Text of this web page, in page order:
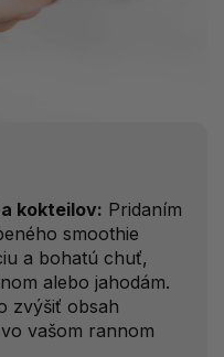
kokteilov: Pridaním
smoothie
a bohatú chuť,
alebo jahodám.
zvýšiť obsah
vašom rannom